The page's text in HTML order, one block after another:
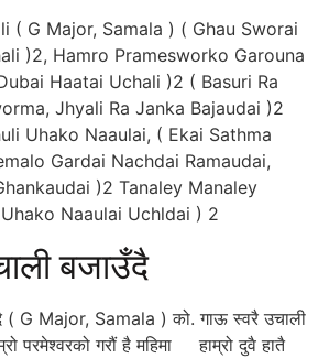
( G Major, Samala ) ( Ghau Sworai
)2, Hamro Pramesworko Garouna
Haatai Uchali )2 ( Basuri Ra
Jhyali Ra Janka Bajaudai )2
Uhako Naaulai, ( Ekai Sathma
Gardai Nachdai Ramaudai,
)2 Tanaley Manaley
Naaulai Uchldai ) 2
बजाउँदै
( G Major, Samala ) को. गाऊ स्वरै उचाली
परमेश्वरको गरौं है महिमा हाम्रो दुवै हातै